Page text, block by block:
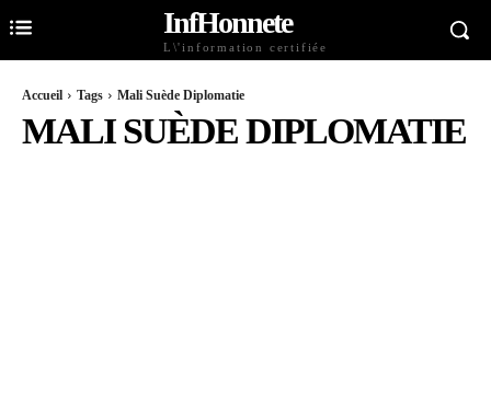
InfHonnete
L\'information certifiée
Accueil Tags Mali Suède Diplomatie
MALI SUÈDE DIPLOMATIE